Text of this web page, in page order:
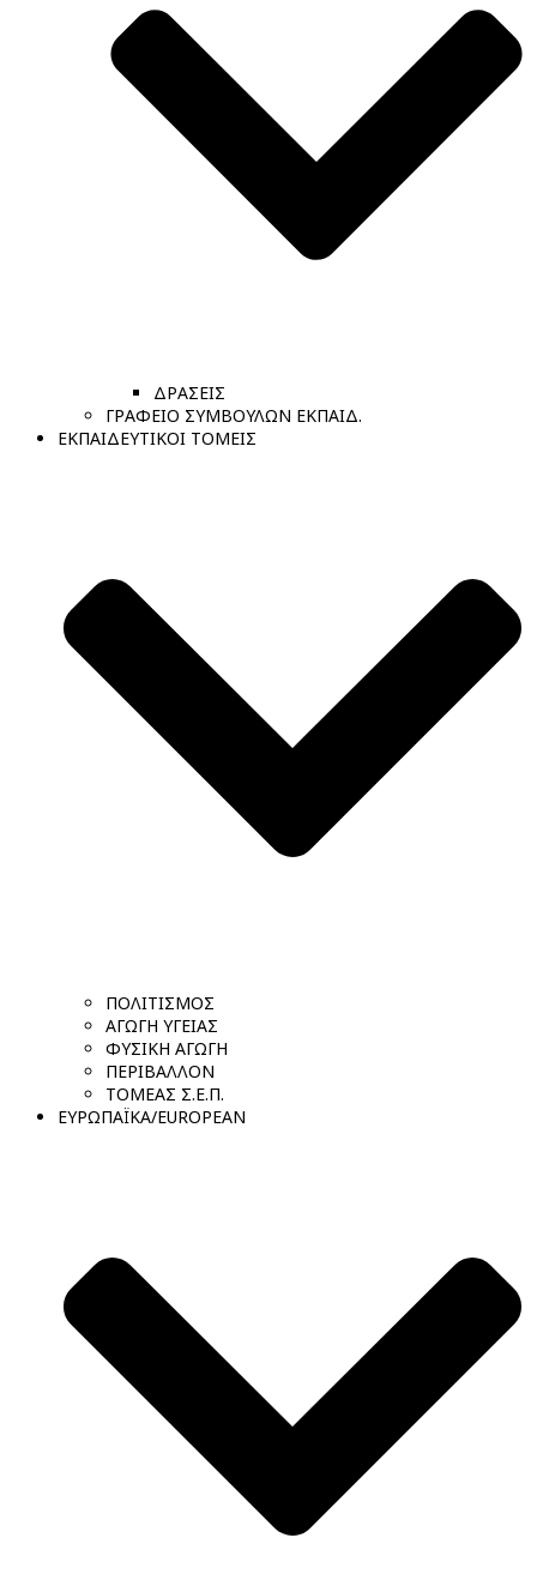
ΔΡΑΣΕΙΣ
ΓΡΑΦΕΙΟ ΣΥΜΒΟΥΛΩΝ ΕΚΠΑΙΔ.
ΕΚΠΑΙΔΕΥΤΙΚΟΙ ΤΟΜΕΙΣ
ΠΟΛΙΤΙΣΜΟΣ
ΑΓΩΓΗ ΥΓΕΙΑΣ
ΦΥΣΙΚΗ ΑΓΩΓΗ
ΠΕΡΙΒΑΛΛΟΝ
ΤΟΜΕΑΣ Σ.Ε.Π.
ΕΥΡΩΠΑΪΚΑ/EUROPEAN